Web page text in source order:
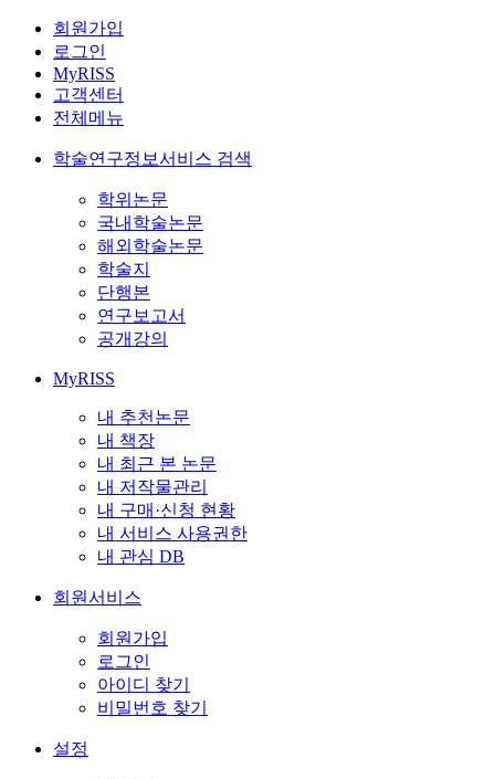
회원가입
로그인
MyRISS
고객센터
전체메뉴
학술연구정보서비스 검색
학위논문
국내학술논문
해외학술논문
학술지
단행본
연구보고서
공개강의
MyRISS
내 추천논문
내 책장
내 최근 본 논문
내 저작물관리
내 구매·신청 현황
내 서비스 사용권한
내 관심 DB
회원서비스
회원가입
로그인
아이디 찾기
비밀번호 찾기
설정